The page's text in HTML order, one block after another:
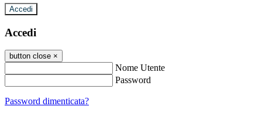
Accedi
Accedi
button close ×
Nome Utente
Password
Password dimenticata?